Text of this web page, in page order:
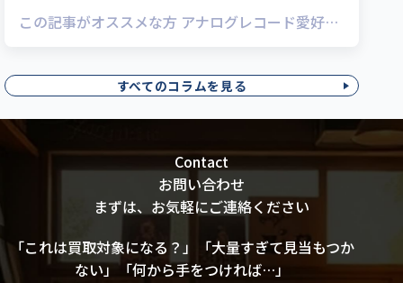
この記事がオススメな方 アナログレコード愛好…
すべてのコラムを見る
Contact
お問い合わせ
まずは、お気軽にご連絡ください
「これは買取対象になる？」「大量すぎて見当もつか
ない」「何から手をつければ…」